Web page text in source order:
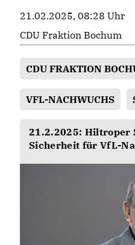
21.02.2025, 08:28 Uhr
CDU Fraktion Bochum
CDU FRAKTION
VFL-NACHWUCHS
21.2.2025: Hiltroper
Sicherheit für VfL-